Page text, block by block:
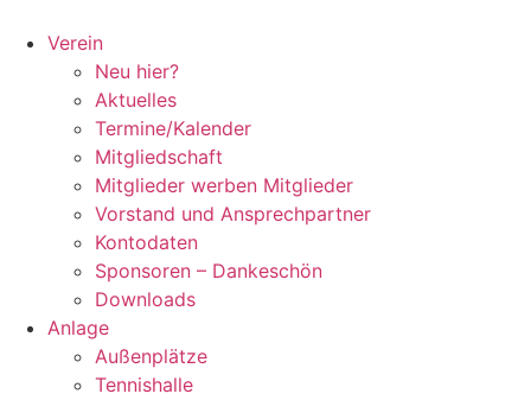
Inhalt
springen
Verein
Neu hier?
Aktuelles
Termine/Kalender
Mitgliedschaft
Mitglieder werben Mitglieder
Vorstand und Ansprechpartner
Kontodaten
Sponsoren – Dankeschön
Downloads
Anlage
Außenplätze
Tennishalle